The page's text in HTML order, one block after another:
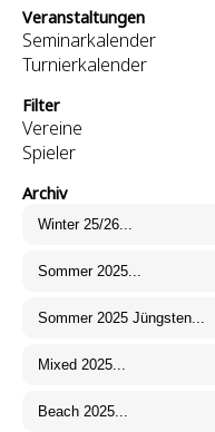
Veranstaltungen
Seminarkalender
Turnierkalender
Filter
Vereine
Spieler
Archiv